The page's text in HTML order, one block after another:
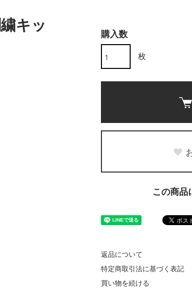
キッ
購入数
枚
この商品
返品について
特定商取引法に基づく表記
買い物を続ける